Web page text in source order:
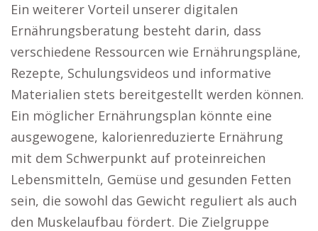
Ein weiterer Vorteil unserer digitalen
Ernährungsberatung besteht darin, dass
verschiedene Ressourcen wie Ernährungspläne,
Rezepte, Schulungsvideos und informative
Materialien stets bereitgestellt werden können.
Ein möglicher Ernährungsplan könnte eine
ausgewogene, kalorienreduzierte Ernährung
mit dem Schwerpunkt auf proteinreichen
Lebensmitteln, Gemüse und gesunden Fetten
sein, die sowohl das Gewicht reguliert als auch
den Muskelaufbau fördert. Die Zielgruppe